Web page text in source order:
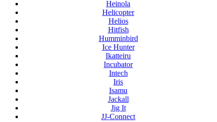
Heinola
Helicopter
Helios
Hitfish
Humminbird
Ice Hunter
Ikatteiru
Incubator
Intech
Iris
Isamu
Jackall
Jig It
JJ-Connect